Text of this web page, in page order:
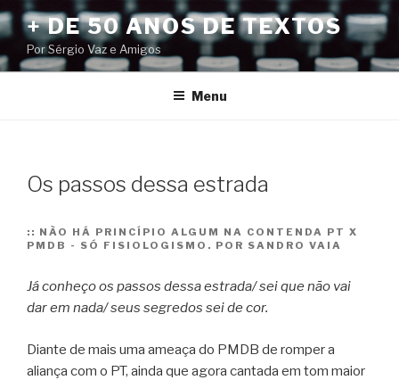
Pular
para
o
conteúdo
+ DE 50 ANOS DE TEXTOS
Por Sérgio Vaz e Amigos
Menu
Os passos dessa estrada
:: NÃO HÁ PRINCÍPIO ALGUM NA CONTENDA PT X
PMDB - SÓ FISIOLOGISMO. POR SANDRO VAIA
Já conheço os passos dessa estrada/ sei que não vai
dar em nada/ seus segredos sei de cor.
Diante de mais uma ameaça do PMDB de romper a
aliança com o PT, ainda que agora cantada em tom maior